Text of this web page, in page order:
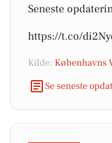
Seneste
https://t.co/
Kilde: Københavns
Se seneste